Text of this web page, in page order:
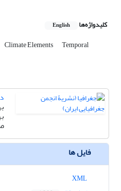
کلیدواژه‌ها English
Climate Elements Temporal
فایل ها